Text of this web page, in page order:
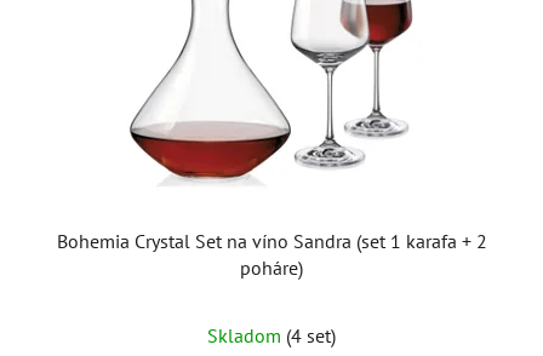
Bohemia Crystal Set na víno Sandra (set 1 karafa + 2
poháre)
Skladom (4 set)